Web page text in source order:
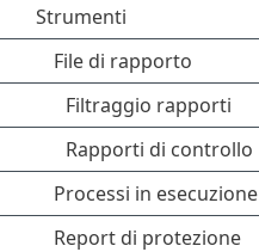
Strumenti
File di rapporto
Filtraggio rapporti
Rapporti di controllo
Processi in esecuzione
Report di protezione